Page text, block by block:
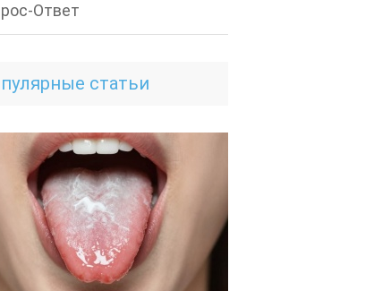
Ответ
статьи